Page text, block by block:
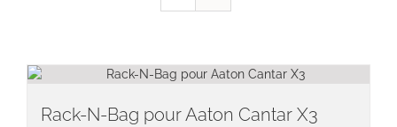
Rack-N-Bag pour Aaton Cantar X3